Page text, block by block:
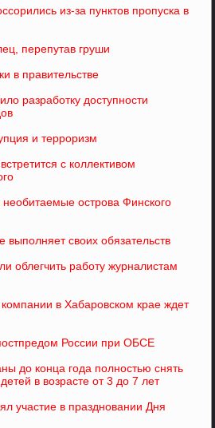
из-за пунктов пропуска в
перепутав груши
в правительстве
разработку доступности
и терроризм
с коллективом
острова Финского
выполняет своих обязательств
облегчить работу журналистам
в Хабаровском крае ждет
России при ОБСЕ
до конца года полностью снять
в возрасте от 3 до 7 лет
участие в праздновании Дня